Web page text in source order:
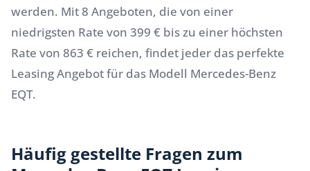
werden. Mit 8 Angeboten, die von einer
niedrigsten Rate von 399 € bis zu einer höchsten
Rate von 863 € reichen, findet jeder das perfekte
Leasing Angebot für das Modell Mercedes-Benz
EQT.
Häufig gestellte Fragen zum